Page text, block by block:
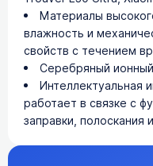
Материалы
влажность и
свойств с течением
Серебряный
Интеллектуальная
работает в связке с
заправки, полоскания